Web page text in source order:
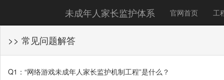
未成年人家长监护体系 官网首页 工
>> 常见问题解答
Q1：“网络游戏未成年人家长监护机制工程”是什么？